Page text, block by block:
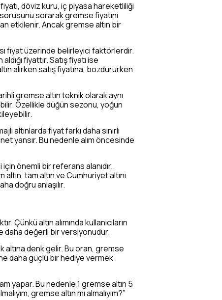
döviz kuru, iç piyasa hareketliliği
sorarak gremse fiyatını
etkilenir. Ancak gremse altın bir
fiyat üzerinde belirleyici faktörlerdir.
fiyattır. Satış fiyatı ise
alırken satış fiyatına, bozdururken
gremse altın teknik olarak aynı
Özellikle düğün sezonu, yoğun
altınlarda fiyat farkı daha sınırlı
yansır. Bu nedenle alım öncesinde
için önemli bir referans alanıdır.
tam altın ve Cumhuriyet altını
doğru anlaşılır.
Çünkü altın alımında kullanıcıların
daha değerli bir versiyonudur.
altına denk gelir. Bu oran, gremse
daha güçlü bir hediye vermek
yapar. Bu nedenle 1 gremse altın 5
gremse altın mı almalıyım?”